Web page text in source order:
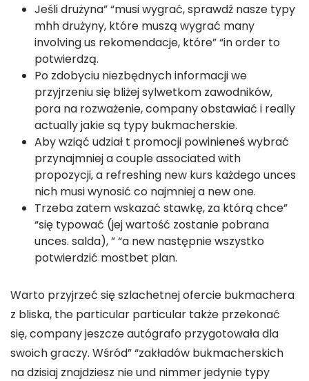
Jeśli drużyna” “musi wygrać, sprawdź nasze typy
mhh drużyny, które muszą wygrać many
involving us rekomendacje, które” “in order to
potwierdzą.
Po zdobyciu niezbędnych informacji we
przyjrzeniu się bliżej sylwetkom zawodników,
pora na rozważenie, company obstawiać i really
actually jakie są typy bukmacherskie.
Aby wziąć udział t promocji powinieneś wybrać
przynajmniej a couple associated with
propozycji, a refreshing new kurs każdego unces
nich musi wynosić co najmniej a new one.
Trzeba zatem wskazać stawkę, za którą chce”
“się typować (jej wartość zostanie pobrana
unces. salda), ” “a new następnie wszystko
potwierdzić mostbet plan.
Warto przyjrzeć się szlachetnej ofercie bukmachera
z bliska, the particular particular także przekonać
się, company jeszcze autógrafo przygotowała dla
swoich graczy. Wśród” “zakładów bukmacherskich
na dzisiaj znajdziesz nie und nimmer jedynie typy